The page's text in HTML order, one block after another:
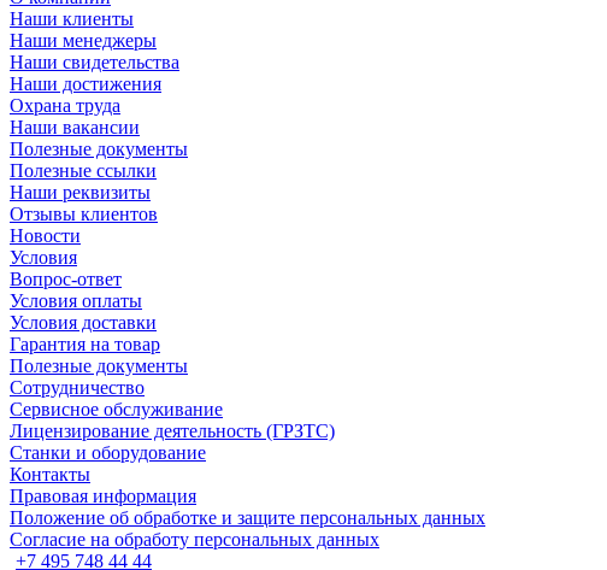
Наши клиенты
Наши менеджеры
Наши свидетельства
Наши достижения
Охрана труда
Наши вакансии
Полезные документы
Полезные ссылки
Наши реквизиты
Отзывы клиентов
Новости
Условия
Вопрос-ответ
Условия оплаты
Условия доставки
Гарантия на товар
Полезные документы
Сотрудничество
Сервисное обслуживание
Лицензирование деятельность (ГРЗТС)
Станки и оборудование
Контакты
Правовая информация
Положение об обработке и защите персональных данных
Согласие на обработу персональных данных
+7 495 748 44 44